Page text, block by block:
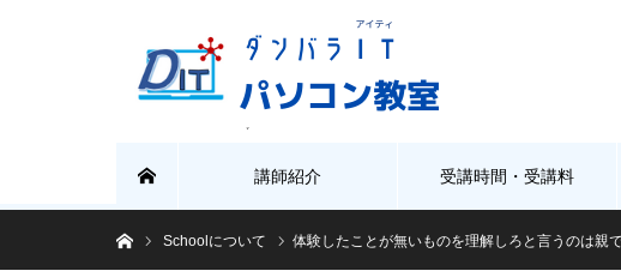
講師紹介 受講時間・受講料
ホームSchoolについて 体験したことが無いものを理解しろと言うのは親